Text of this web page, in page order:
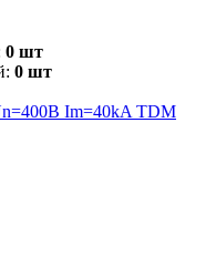
0 шт
0 шт
Im=40kA TDM